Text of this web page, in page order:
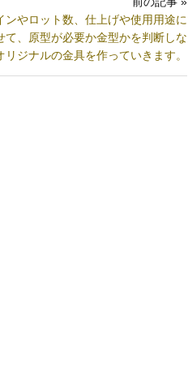
ンやロット数、仕上げや使用用途に
て、原型が必要か金型かを判断しな
リジナルの金具を作っていきます。